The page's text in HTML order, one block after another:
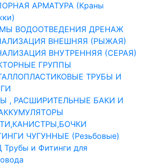
АРМАТУРА (Краны
ВОДООТВЕДЕНИЯ ДРЕНАЖ
ВНЕШНЯЯ (РЫЖАЯ)
ВНУТРЕННЯЯ (СЕРАЯ)
ГРУППЫ
ТРУБЫ И
, РАСШИРИТЕЛЬНЫЕ БАКИ И
ЧУГУННЫЕ (Резьбовые)
Трубы и Фитинги для